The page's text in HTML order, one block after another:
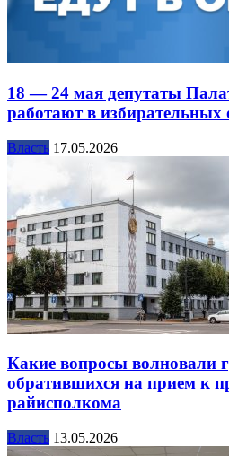
18 — 24 мая депутаты
работают в избирательных
Власть 17.05.2026
Какие вопросы волновали
обратившихся на прием к
райисполкома
Власть 13.05.2026